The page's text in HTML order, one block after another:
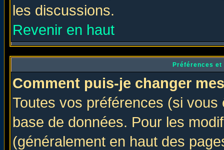
les discussions.
Revenir en haut
Préférences
Comment puis-je changer
Toutes vos préférences (si
base de données. Pour les
(généralement en haut des